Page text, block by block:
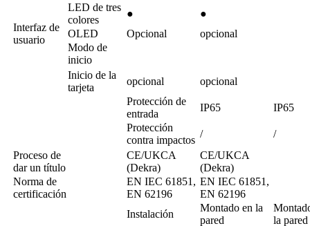
Interfaz de
usuario
LED de tres
colores
●
●
OLED
Opcional
opcional
Modo de
inicio
Inicio de la
tarjeta
opcional opcional
Protección de
entrada
IP65
IP65
Protección
contra impactos
/
/
Proceso de
dar un título
CE/UKCA
(Dekra)
CE/UKCA
(Dekra)
Norma de
certificación
EN IEC 61851,
EN 62196
EN IEC 61851,
EN 62196
Instalación
Montado en la
pared
la pared